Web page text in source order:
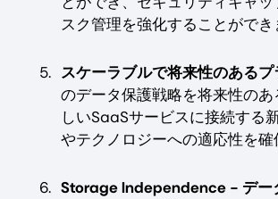
スク管理を強化することができ
スケーラブルで将来性のあるプ
のデータ保護戦略を将来性の
しいSaaSサービスに接続する
やテクノロジーへの適応性を確
Storage Independence - デー